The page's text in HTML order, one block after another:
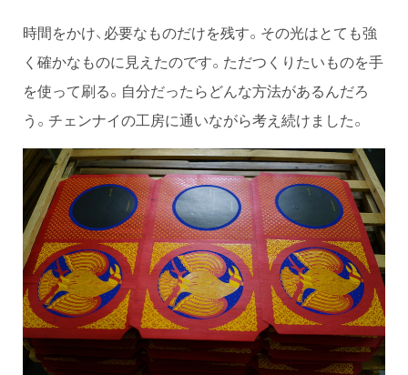
時間をかけ、必要なものだけを残す。その光はとても強
く確かなものに見えたのです。ただつくりたいものを手
を使って刷る。自分だったらどんな方法があるんだろ
う。チェンナイの工房に通いながら考え続けました。